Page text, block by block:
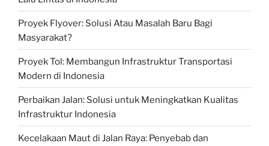
Proyek Flyover: Solusi Atau Masalah Baru Bagi
Masyarakat?
Proyek Tol: Membangun Infrastruktur Transportasi
Modern di Indonesia
Perbaikan Jalan: Solusi untuk Meningkatkan Kualitas
Infrastruktur Indonesia
Kecelakaan Maut di Jalan Raya: Penyebab dan